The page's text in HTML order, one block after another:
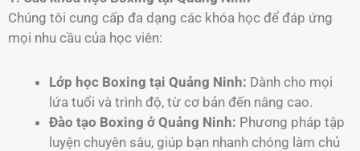
Chúng tôi cung cấp đa dạng các khóa học để đáp ứng
mọi nhu cầu của học viên:
Lớp học Boxing tại Quảng Ninh: Dành cho mọi
lứa tuổi và trình độ, từ cơ bản đến nâng cao.
Đào tạo Boxing ở Quảng Ninh: Phương pháp tập
luyện chuyên sâu, giúp bạn nhanh chóng làm chủ